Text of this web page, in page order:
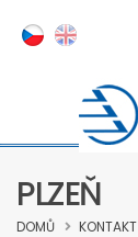
PLZEŇ
DOMŮ KONTAKT